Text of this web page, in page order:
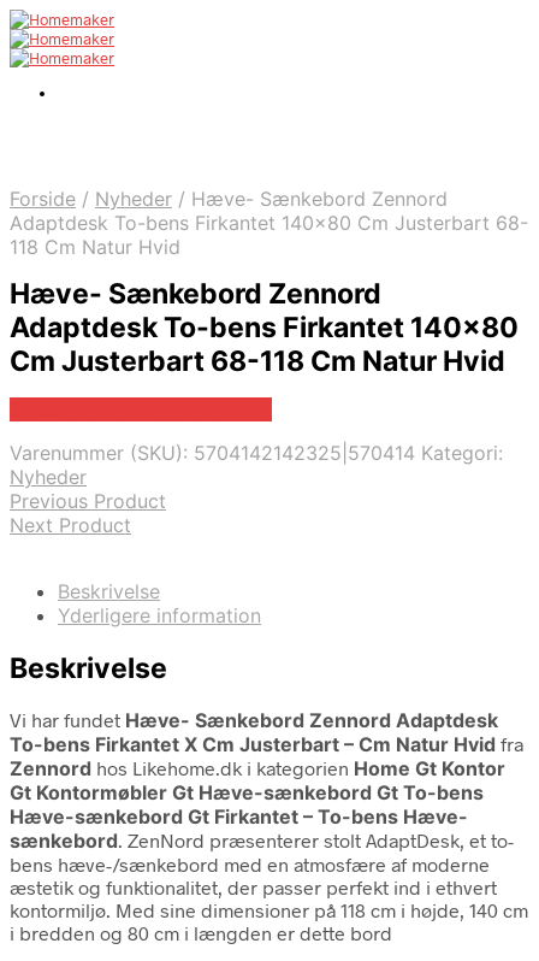
Forside / Nyheder / Hæve- Sænkebord Zennord
Adaptdesk To-bens Firkantet 140×80 Cm Justerbart 68-
118 Cm Natur Hvid
Hæve- Sænkebord Zennord
Adaptdesk To-bens Firkantet 140×80
Cm Justerbart 68-118 Cm Natur Hvid
Varenummer (SKU): 5704142142325|570414 Kategori:
Nyheder
Previous Product
Next Product
Beskrivelse
Yderligere information
Beskrivelse
Vi har fundet Hæve- Sænkebord Zennord Adaptdesk
To-bens Firkantet X Cm Justerbart – Cm Natur Hvid fra
Zennord hos Likehome.dk i kategorien Home Gt Kontor
Gt Kontormøbler Gt Hæve-sænkebord Gt To-bens
Hæve-sænkebord Gt Firkantet – To-bens Hæve-
sænkebord. ZenNord præsenterer stolt AdaptDesk, et to-
bens hæve-/sænkebord med en atmosfære af moderne
æstetik og funktionalitet, der passer perfekt ind i ethvert
kontormiljø. Med sine dimensioner på 118 cm i højde, 140 cm
i bredden og 80 cm i længden er dette bord